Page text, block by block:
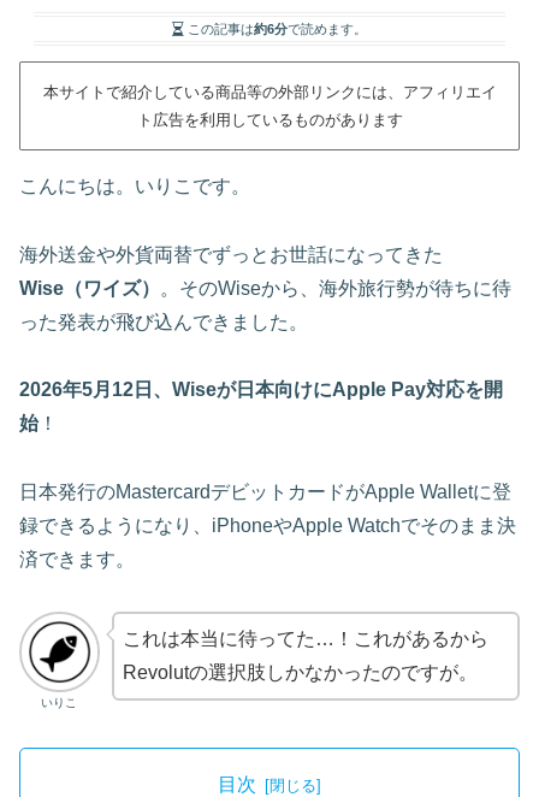
この記事は約6分で読めます。
本サイトで紹介している商品等の外部リンクには、アフィリエイ
ト広告を利用しているものがあります
こんにちは。いりこです。
海外送金や外貨両替でずっとお世話になってきた
Wise（ワイズ）
。そのWiseから、海外旅行勢が待ちに待
った発表が飛び込んできました。
2026年5月12日、Wiseが日本向けにApple Pay対応を開
始！
日本発行のMastercardデビットカードがApple Walletに登
録できるようになり、iPhoneやApple Watchでそのまま決
済できます。
いりこ
これは本当に待ってた…！これがあるから
Revolutの選択肢しかなかったのですが。
目次